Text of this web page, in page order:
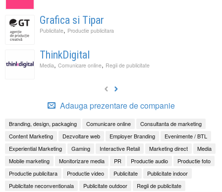
Grafica si Tipar
Publicitate, Productie publicitara
ThinkDigital
Media, Comunicare online, Regii de publicitate
Adauga prezentare de companie
Branding, design, packaging Comunicare online
Consultanta de marketing
Content Marketing
Dezvoltare web Employer Branding
Evenimente / BTL
Experiential Marketing
Gaming Interactive Retail Marketing direct
Media
Mobile marketing
Monitorizare media PR Productie audio
Productie foto
Productie publicitara
Productie video Publicitate
Publicitate indoor
Publicitate neconventionala
Publicitate outdoor Regii de publicitate